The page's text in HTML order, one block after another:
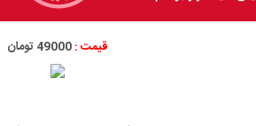
قیمت :49000 تومان